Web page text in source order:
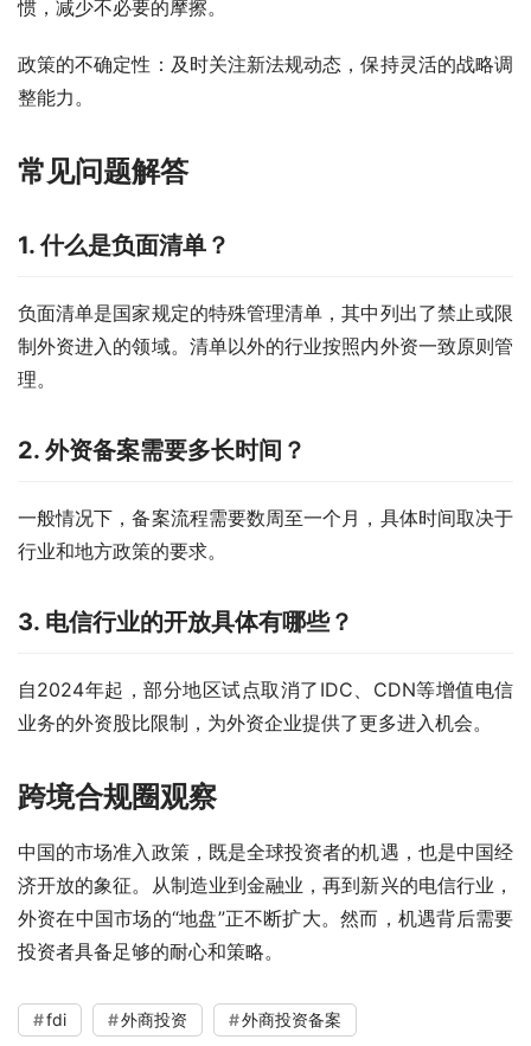
惯，减少不必要的摩擦。
政策的不确定性：及时关注新法规动态，保持灵活的战略调
整能力。
常见问题解答
1. 什么是负面清单？
负面清单是国家规定的特殊管理清单，其中列出了禁止或限
制外资进入的领域。清单以外的行业按照内外资一致原则管
理。
2. 外资备案需要多长时间？
一般情况下，备案流程需要数周至一个月，具体时间取决于
行业和地方政策的要求。
3. 电信行业的开放具体有哪些？
自2024年起，部分地区试点取消了IDC、CDN等增值电信
业务的外资股比限制，为外资企业提供了更多进入机会。
跨境合规圈观察
中国的市场准入政策，既是全球投资者的机遇，也是中国经
济开放的象征。从制造业到金融业，再到新兴的电信行业，
外资在中国市场的“地盘”正不断扩大。然而，机遇背后需要
投资者具备足够的耐心和策略。
fdi 外商投资 外商投资备案